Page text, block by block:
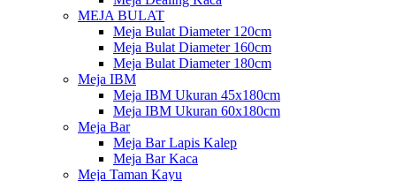
MEJA BULAT
Meja Bulat Diameter 120cm
Meja Bulat Diameter 160cm
Meja Bulat Diameter 180cm
Meja IBM
Meja IBM Ukuran 45x180cm
Meja IBM Ukuran 60x180cm
Meja Bar
Meja Bar Lapis Kalep
Meja Bar Kaca
Meja Taman Kayu